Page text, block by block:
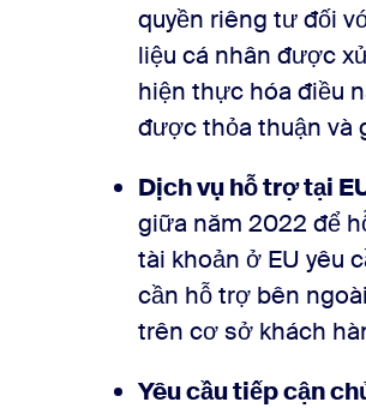
quyền riêng tư đối
liệu cá nhân được
hiện thực hóa điều
được thỏa thuận và
Dịch vụ hỗ trợ tại
giữa năm 2022 để
tài khoản ở EU yêu
cần hỗ trợ bên
trên cơ sở khách
Yêu cầu tiếp cận